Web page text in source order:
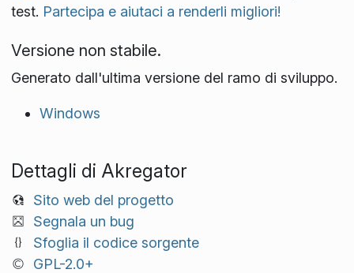
test. Partecipa e aiutaci a renderli migliori!
Versione non stabile.
Generato dall'ultima versione del ramo di sviluppo.
Windows
Dettagli di Akregator
Sito web del progetto
Segnala un bug
Sfoglia il codice sorgente
GPL-2.0+